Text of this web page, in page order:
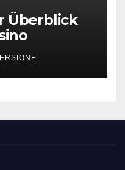
Überblick